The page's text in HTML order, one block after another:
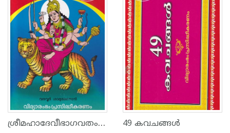
ശ്രീമഹാദേവീഭാഗവതം കിളിപ്പാട്ട് 49 കവചങ്ങള്‍